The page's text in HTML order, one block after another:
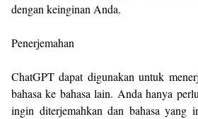
dengan keinginan Anda.
Penerjemahan
ChatGPT dapat digunakan untuk
bahasa ke bahasa lain. Anda hanya
ingin diterjemahkan dan bahasa yang